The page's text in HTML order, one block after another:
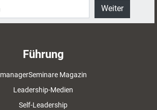
Weiter
Führung
managerSeminare Magazin
Leadership-Medien
Self-Leadership